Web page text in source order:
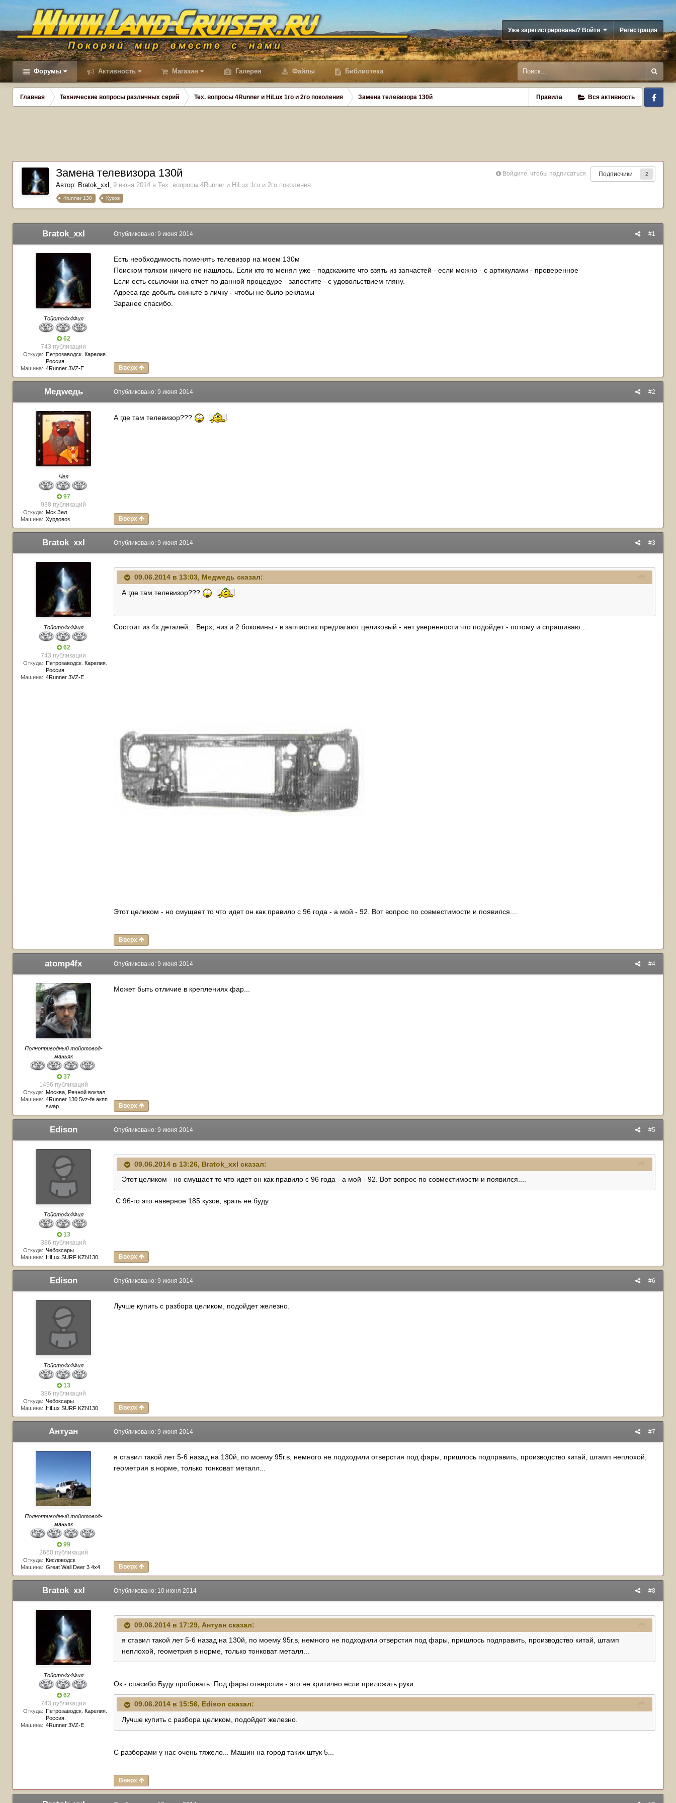
Уже зарегистрированы? Войти Регистрация
Форумы Активность Магазин Галерея Файлы Библиотека
Правила Вся активность
Главная Технические вопросы различных серий Тех. вопросы 4Runner и HiLux 1го и 2го поколения Замена телевизора 130й
Войдите, чтобы подписаться Подписчики 2
Замена телевизора 130й
Автор: Bratok_xxl , 9 июня 2014 в Тех. вопросы 4Runner и HiLux 1го и 2го поколения
4runner 130 Кузов
Bratok_xxl
Тойото4х4Фил
62
743 публикации
Откуда: Петрозаводск. Карелия.
Россия.
Машина: 4Runner 3VZ-E
#1
Опубликовано: 9 июня 2014
Есть необходимость поменять телевизор на моем 130м
Поиском толком ничего не нашлось. Если кто то менял уже - подскажите что взять из запчастей - если можно - с артикулами - проверенное
Если есть ссылочки на отчет по данной процедуре - запостите - с удовольствием гляну.
Адреса где добыть скиньте в личку - чтобы не было рекламы
Заранее спасибо.
Вверх
Медwедь
Чел
97
938 публикаций
Откуда: Мск Зел
Машина: Хурдовоз
#2
Опубликовано: 9 июня 2014
А где там телевизор???
Вверх
Bratok_xxl
Тойото4х4Фил
62
743 публикации
Откуда: Петрозаводск. Карелия.
Россия.
Машина: 4Runner 3VZ-E
#3
Опубликовано: 9 июня 2014
09.06.2014 в 13:03, Медwедь сказал:
А где там телевизор???
Состоит из 4х деталей... Верх, низ и 2 боковины - в запчастях предлагают целиковый - нет уверенности что подойдет - потому и спрашиваю...
Этот целиком - но смущает то что идет он как правило с 96 года - а мой - 92. Вот вопрос по совместимости и появился....
Вверх
atomp4fx
Полноприводный тойотовод-
маньяк
37
1496 публикаций
Откуда: Москва, Речной вокзал
Машина: 4Runner 130 5vz-fe акпп
swap
#4
Опубликовано: 9 июня 2014
Может быть отличие в креплениях фар...
Вверх
Edison
Тойото4х4Фил
13
386 публикаций
Откуда: Чебоксары
Машина: HiLux SURF KZN130
#5
Опубликовано: 9 июня 2014
09.06.2014 в 13:26, Bratok_xxl сказал:
Этот целиком - но смущает то что идет он как правило с 96 года - а мой - 92. Вот вопрос по совместимости и появился....
С 96-го это наверное 185 кузов, врать не буду.
Вверх
Edison
Тойото4х4Фил
13
386 публикаций
Откуда: Чебоксары
Машина: HiLux SURF KZN130
#6
Опубликовано: 9 июня 2014
Лучше купить с разбора целиком, подойдет железно.
Вверх
Антуан
Полноприводный тойотовод-
маньяк
99
2660 публикаций
Откуда: Кисловодск
Машина: Great Wall Deer 3 4х4
#7
Опубликовано: 9 июня 2014
я ставил такой лет 5-6 назад на 130й, по моему 95г.в, немного не подходили отверстия под фары, пришлось подправить, производство китай, штамп неплохой,
геометрия в норме, только тонковат металл...
Вверх
Bratok_xxl
Тойото4х4Фил
62
743 публикации
Откуда: Петрозаводск. Карелия.
Россия.
Машина: 4Runner 3VZ-E
#8
Опубликовано: 10 июня 2014
09.06.2014 в 17:29, Антуан сказал:
я ставил такой лет 5-6 назад на 130й, по моему 95г.в, немного не подходили отверстия под фары, пришлось подправить, производство китай, штамп
неплохой, геометрия в норме, только тонковат металл...
Ок - спасибо.Буду пробовать. Под фары отверстия - это не критично если приложить руки.
09.06.2014 в 15:56, Edison сказал:
Лучше купить с разбора целиком, подойдет железно.
С разборами у нас очень тяжело... Машин на город таких штук 5...
Вверх